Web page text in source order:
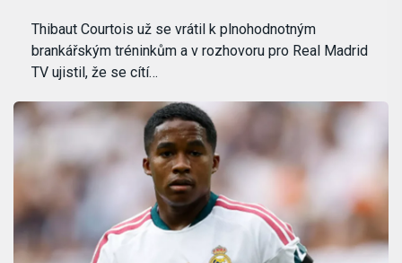
Thibaut Courtois už se vrátil k plnohodnotným
brankářským tréninkům a v rozhovoru pro Real Madrid
TV ujistil, že se cítí…